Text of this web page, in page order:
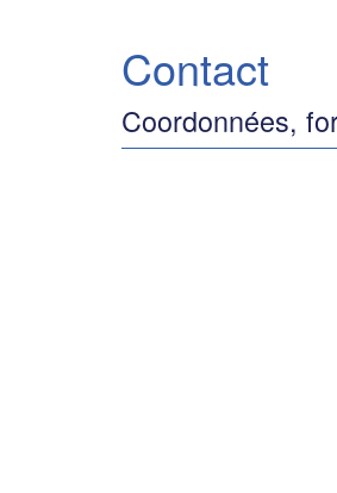
Contact
Coordonnées,